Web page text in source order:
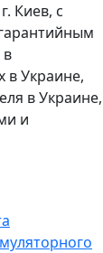
Киев, с
в Украине,
в Украине,
и